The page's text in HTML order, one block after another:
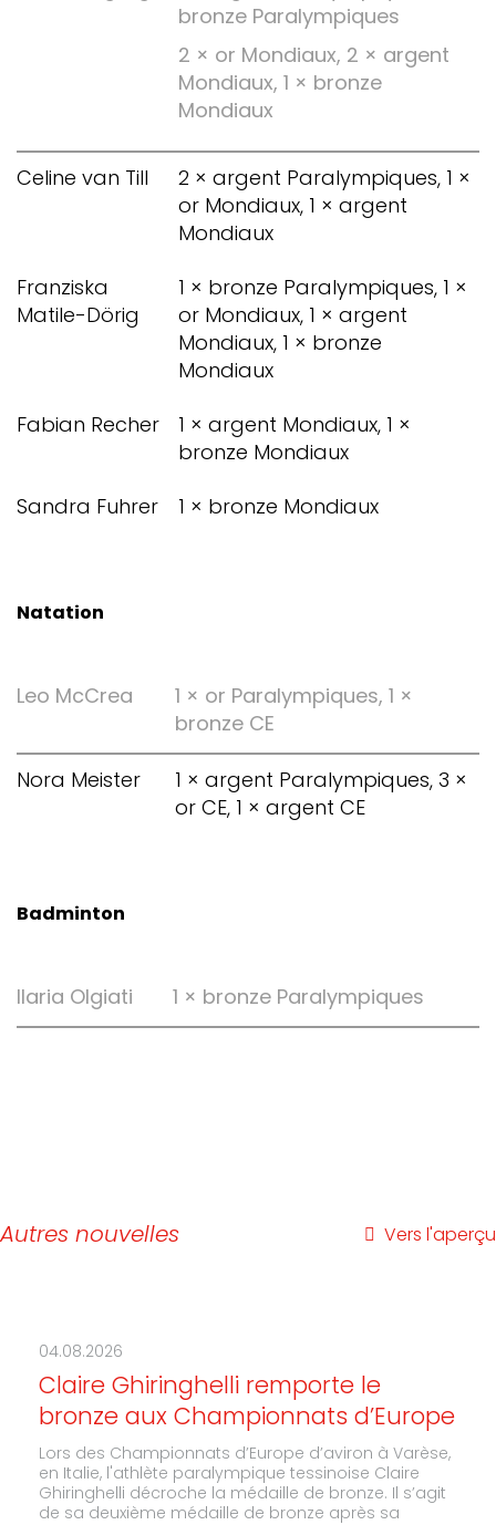
bronze Paralympiques
2 × or Mondiaux, 2 × argent
Mondiaux, 1 × bronze
Mondiaux
Celine van Till
2 × argent Paralympiques, 1 ×
or Mondiaux, 1 × argent
Mondiaux
Franziska
Matile-Dörig
1 × bronze Paralympiques, 1 ×
or Mondiaux, 1 × argent
Mondiaux, 1 × bronze
Mondiaux
Fabian Recher
1 × argent Mondiaux, 1 ×
bronze Mondiaux
Sandra Fuhrer 1 × bronze Mondiaux
Natation
Leo McCrea
1 × or Paralympiques, 1 ×
bronze CE
Nora Meister
1 × argent Paralympiques, 3 ×
or CE, 1 × argent CE
Badminton
Ilaria Olgiati 1 × bronze Paralympiques
Vers l'aperçu
Autres nouvelles
04.08.2026
Claire Ghiringhelli remporte le
bronze aux Championnats d’Europe
Lors des Championnats d’Europe d’aviron à Varèse,
en Italie, l'athlète paralympique tessinoise Claire
Ghiringhelli décroche la médaille de bronze. Il s’agit
de sa deuxième médaille de bronze après sa